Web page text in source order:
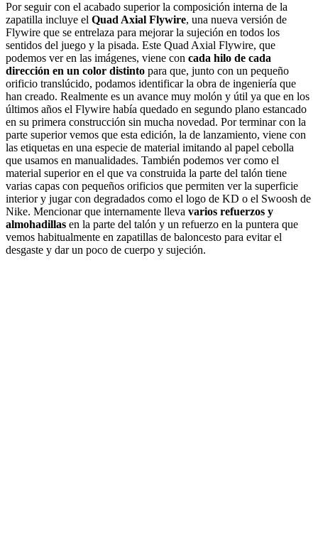
Por seguir con el acabado superior la composición interna de la
zapatilla incluye el Quad Axial Flywire, una nueva versión de
Flywire que se entrelaza para mejorar la sujeción en todos los
sentidos del juego y la pisada. Este Quad Axial Flywire, que
podemos ver en las imágenes, viene con cada hilo de cada
dirección en un color distinto para que, junto con un pequeño
orificio translúcido, podamos identificar la obra de ingeniería que
han creado. Realmente es un avance muy molón y útil ya que en los
últimos años el Flywire había quedado en segundo plano estancado
en su primera construcción sin mucha novedad. Por terminar con la
parte superior vemos que esta edición, la de lanzamiento, viene con
las etiquetas en una especie de material imitando al papel cebolla
que usamos en manualidades. También podemos ver como el
material superior en el que va construida la parte del talón tiene
varias capas con pequeños orificios que permiten ver la superficie
interior y jugar con degradados como el logo de KD o el Swoosh de
Nike. Mencionar que internamente lleva varios refuerzos y
almohadillas en la parte del talón y un refuerzo en la puntera que
vemos habitualmente en zapatillas de baloncesto para evitar el
desgaste y dar un poco de cuerpo y sujeción.